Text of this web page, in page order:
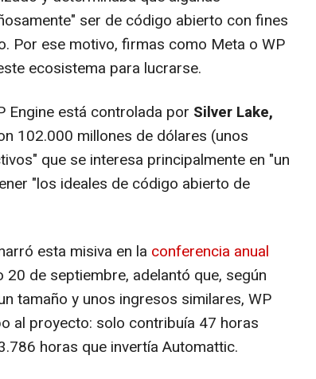
ser de código abierto con fines
Por ese motivo, firmas como Meta o WP
ecosistema para lucrarse.
Engine está controlada por Silver Lake,
102.000 millones de dólares (unos
que se interesa principalmente en "un
"los ideales de código abierto de
esta misiva en la conferencia anual
de septiembre, adelantó que, según
tamaño y unos ingresos similares, WP
al proyecto: solo contribuía 47 horas
horas que invertía Automattic.